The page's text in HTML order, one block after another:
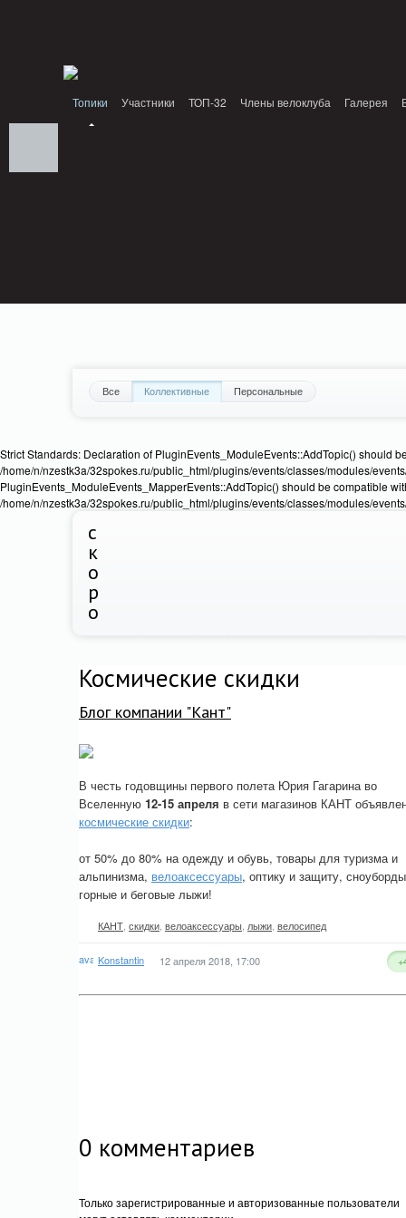
Топики Участники ТОП-32 Члены велоклуба Галерея
Все Коллективные Персональные
Strict Standards: Declaration of PluginEvents_ModuleEvents::AddTopic() should
/home/n/nzestk3a/32spokes.ru/public_html/plugins/events/classes/modules/
PluginEvents_ModuleEvents_MapperEvents::AddTopic() should be compatible
/home/n/nzestk3a/32spokes.ru/public_html/plugins/events/classes/modules/
с
к
о
р
о
Космические скидки
Блог компании "Кант"
В честь годовщины первого полета Юрия Гагарина во
Вселенную 12-15 апреля в сети магазинов КАНТ
космические скидки:
от 50% до 80% на одежду и обувь, товары для туризма и
альпинизма, велоаксессуары, оптику и защиту,
горные и беговые лыжи!
КАНТ скидки велоаксессуары лыжи велосипед
Konstantin 12 апреля 2018, 17:00
0 комментариев
Только зарегистрированные и авторизованные пользователи